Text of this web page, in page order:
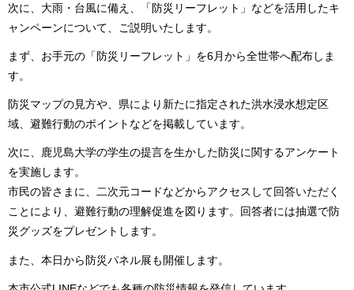
次に、大雨・台風に備え、「防災リーフレット」などを活用したキ
ャンペーンについて、ご説明いたします。
まず、お手元の「防災リーフレット」を6月から全世帯へ配布しま
す。
防災マップの見方や、県により新たに指定された洪水浸水想定区
域、避難行動のポイントなどを掲載しています。
次に、鹿児島大学の学生の提言を生かした防災に関するアンケート
を実施します。
市民の皆さまに、二次元コードなどからアクセスして回答いただく
ことにより、避難行動の理解促進を図ります。回答者には抽選で防
災グッズをプレゼントします。
また、本日から防災パネル展も開催します。